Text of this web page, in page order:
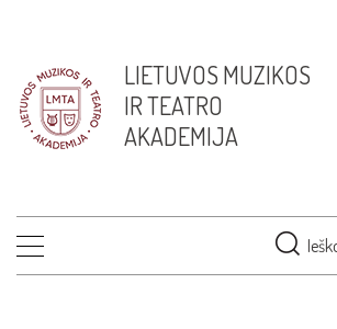
LIETUVOS MUZIKOS
IR TEATRO
AKADEMIJA